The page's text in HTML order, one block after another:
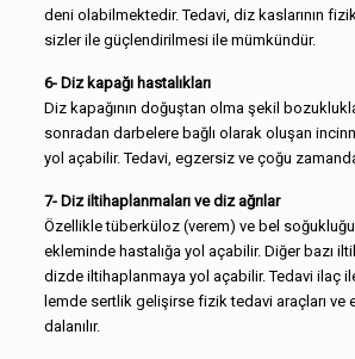
deni olabilmektedir. Tedavi, diz kaslarının
sizler ile güçlendirilmesi ile mümkündür.
6- Diz kapağı hastalıkları
Diz kapağının doğuştan olma şekil
sonradan darbelere bağlı olarak oluşan
yol açabilir. Tedavi, egzersiz ve çoğu
7- Diz iltihaplanmaları ve diz ağrılar
Özellikle tüberküloz (verem) ve bel
ekleminde hastalığa yol açabilir. Diğer bazı
dizde iltihaplanmaya yol açabilir. Tedavi ilaç
lemde sertlik gelişirse fizik tedavi araçları
dalanılır.